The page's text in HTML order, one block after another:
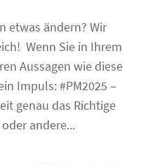
etwas ändern? Wir
Wenn Sie in Ihrem
Aussagen wie diese
Impuls: #PM2025 –
genau das Richtige
andere...